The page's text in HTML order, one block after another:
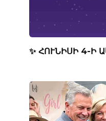
✨ ՀՈՒՆԻՍԻ 4-Ի